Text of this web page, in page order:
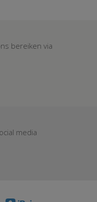
bereiken via
media